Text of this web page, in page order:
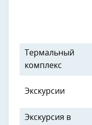
Термальный
комплекс
Экскурсии
Экскурсия в